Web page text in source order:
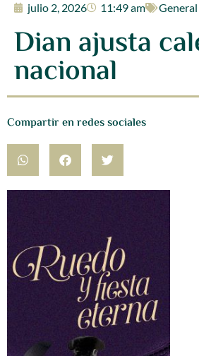
julio 2, 2026 11:49 am General
Dian ajusta
nacional
Compartir en redes sociales